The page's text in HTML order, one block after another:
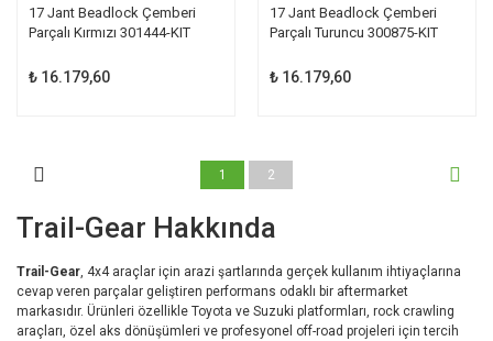
17 Jant Beadlock Çemberi
Parçalı Kırmızı 301444-KIT
₺ 16.179,60
17 Jant Beadlock Çemberi
Parçalı Turuncu 300875-KIT
₺ 16.179,60
1 2
Trail-Gear Hakkında
Trail-Gear , 4x4 araçlar için arazi şartlarında gerçek kullanım ihtiyaçlarına
cevap veren parçalar geliştiren performans odaklı bir aftermarket
markasıdır. Ürünleri özellikle Toyota ve Suzuki platformları, rock crawling
araçları, özel aks dönüşümleri ve profesyonel off-road projeleri için tercih